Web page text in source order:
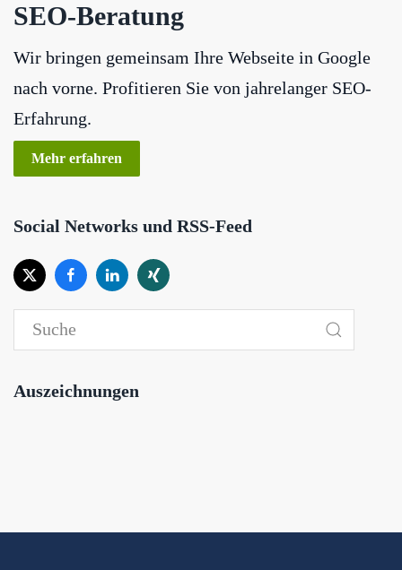
SEO-Beratung
Wir bringen gemeinsam Ihre Webseite in Google
nach vorne. Profitieren Sie von jahrelanger SEO-
Erfahrung.
Mehr erfahren
Social Networks und RSS-Feed
Auszeichnungen